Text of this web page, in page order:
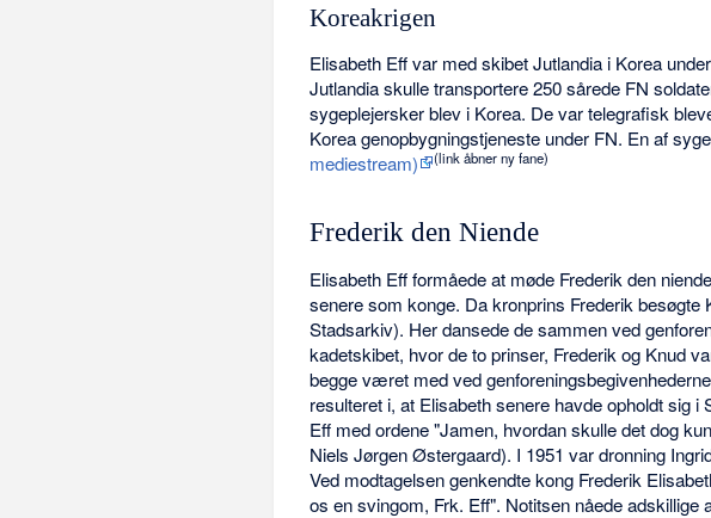
Koreakrigen
Elisabeth Eff var med skibet Jutlandia i Korea
Jutlandia skulle transportere 250 sårede FN
sygeplejersker blev i Korea. De var telegrafisk
Korea genopbygningstjeneste under FN. En af
mediestream)
(link åbner ny fane)
Frederik den Niende
Elisabeth Eff formåede at møde Frederik den
senere som konge. Da kronprins Frederik
Stadsarkiv). Her dansede de sammen ved
kadetskibet, hvor de to prinser, Frederik og Knud
begge været med ved
resulteret i, at Elisabeth senere havde opholdt sig
Eff med ordene "Jamen, hvordan skulle det dog
Niels Jørgen Østergaard). I 1951 var dronning
Ved modtagelsen genkendte kong Frederik
os en svingom, Frk. Eff". Notitsen nåede adskillige